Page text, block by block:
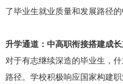
了毕业生就业质量和发展路径的
升学通道：中高职衔接搭建成
对于有志继续深造的毕业生，
路径。学校积极响应国家构建